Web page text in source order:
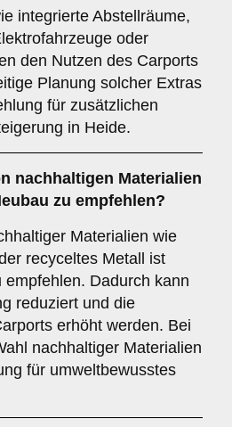
integrierte Abstellräume,
oder
den Nutzen des Carports
Planung solcher Extras
für zusätzlichen
in Heide.
nachhaltigen Materialien
zu empfehlen?
Materialien wie
recyceltes Metall ist
empfehlen. Dadurch kann
reduziert und die
erhöht werden. Bei
nachhaltiger Materialien
für umweltbewusstes